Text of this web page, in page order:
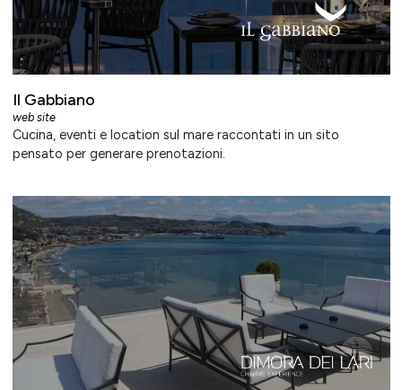
Il Gabbiano
web site
Cucina, eventi e location sul mare raccontati in un sito
pensato per generare prenotazioni.